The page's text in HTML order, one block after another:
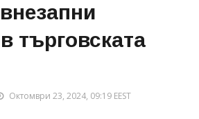
търговската
Октомври 23, 2024, 09:19 EEST